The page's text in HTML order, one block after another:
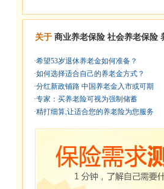
关于 商业养老保险 社会养老保险
·希望53岁退休养老金如何准备？
·如何选择适合自己的养老金方式？
·分红新政铺路 中国养老金入市或可期
·专家：买养老险可视为强制储蓄
·精打细算,让适合您的养老险为您服务